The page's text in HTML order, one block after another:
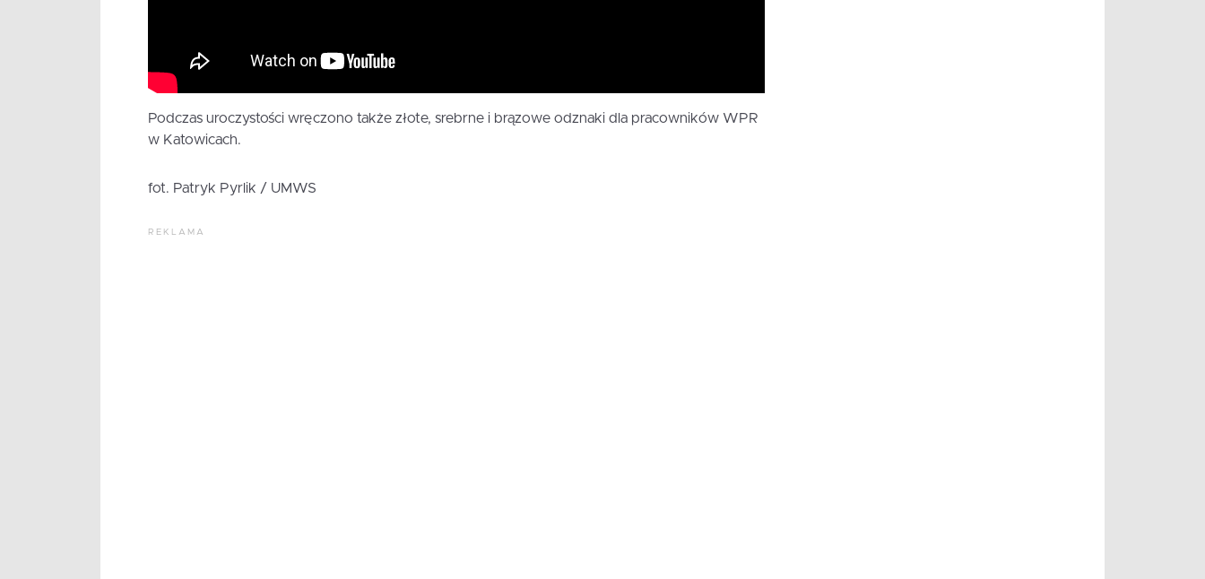
Podczas uroczystości wręczono także złote, srebrne i brązowe odznaki dla pracowników WPR
w Katowicach.
fot. Patryk Pyrlik / UMWS
REKLAMA